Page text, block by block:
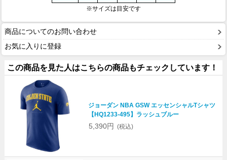
※サイズは目安です
商品についてのお問い合わせ
お気に入りに登録
この商品を見た人はこちらの商品もチェックしています！
ジョーダン NBA GSW エッセンシャルTシャツ
【HQ1233-495】ラッシュブルー
5,390円 (税込)